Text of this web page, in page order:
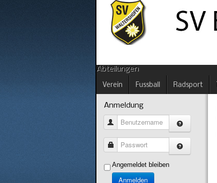
Abteilungen
Verein Fussball Radsport
Anmeldung
Benutzername
Passwort
Angemeldet bleiben
Anmelden